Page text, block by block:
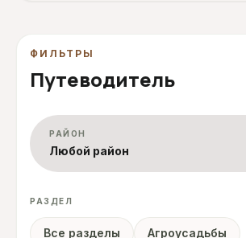
ФИЛЬТРЫ
Путеводитель
РАЙОН
Любой район
РАЗДЕЛ
Все разделы Агроусадьбы